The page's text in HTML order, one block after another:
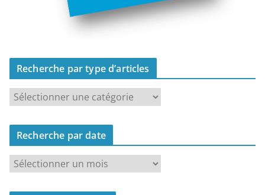
Recherche par type d’articles
e
c
e
Recherche par date
e
c